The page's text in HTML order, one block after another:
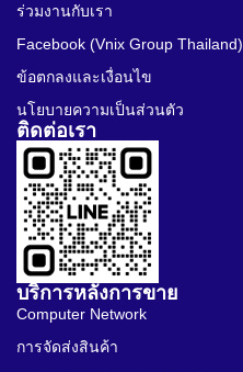
ร่วมงานกับเรา
Facebook (Vnix Group Thailand)
ข้อตกลงและเงื่อนไข
นโยบายความเป็นส่วนตัว
ติดต่อเรา
บริการหลังการขาย
Computer Network
การจัดส่งสินค้า